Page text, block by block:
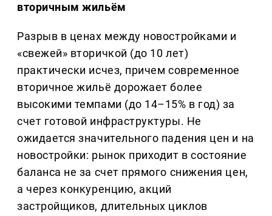
вторичным жильём
Разрыв в ценах между новостройками и
«свежей» вторичкой (до 10 лет)
практически исчез, причем современное
вторичное жильё дорожает более
высокими темпами (до 14–15% в год) за
счет готовой инфраструктуры. Не
ожидается значительного падения цен и на
новостройки: рынок приходит в состояние
баланса не за счет прямого снижения цен,
а через конкуренцию, акций
застройщиков, длительных циклов